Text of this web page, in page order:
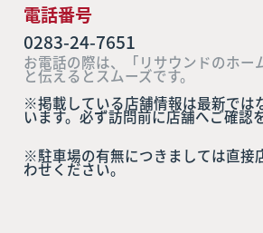
電話番号
0283-24-7651
お電話の際は、「リサウンドのホー
と伝えるとスムーズです。
※掲載している店舗情報は最新では
います。必ず訪問前に店舗へご確認
※駐車場の有無につきましては直接
わせください。